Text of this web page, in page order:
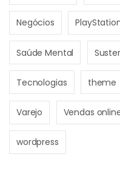
Negócios
Saúde Mental
Tecnologias theme
Varejo Vendas
wordpress